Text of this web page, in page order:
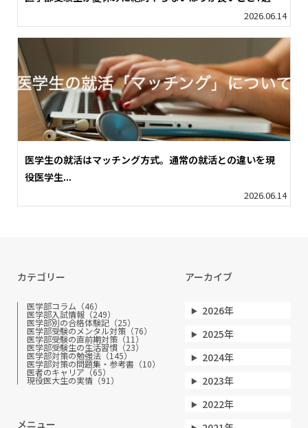
2026.06.14
医学生の就活はマッチング方式。通常の就活との違いを現
役医学生...
2026.06.14
カテゴリー
医学部コラム（46）
医学部入試情報（249）
医学部別の合格体験記（25）
医学部受験のメンタル対策（76）
医学部受験の直前期対策（11）
医学部受験生の生活習慣（23）
医学部対策の勉強法（145）
医学部対策の問題集・参考書（10）
医者のキャリア（65）
現役医大生の実情（91）
メニュー
アーカイブ
2026年
2025年
2024年
2023年
2022年